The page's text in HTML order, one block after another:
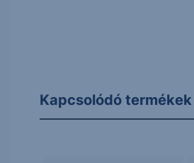
Kapcsolódó termékek